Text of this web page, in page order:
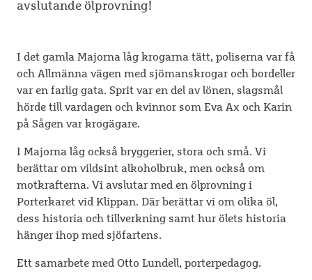
avslutande ölprovning!
I det gamla Majorna låg krogarna tätt, poliserna var få
och Allmänna vägen med sjömanskrogar och bordeller
var en farlig gata. Sprit var en del av lönen, slagsmål
hörde till vardagen och kvinnor som Eva Ax och Karin
på Sågen var krogägare.
I Majorna låg också bryggerier, stora och små. Vi
berättar om vildsint alkoholbruk, men också om
motkrafterna. Vi avslutar med en ölprovning i
Porterkaret vid Klippan. Där berättar vi om olika öl,
dess historia och tillverkning samt hur ölets historia
hänger ihop med sjöfartens.
Ett samarbete med Otto Lundell, porterpedagog.